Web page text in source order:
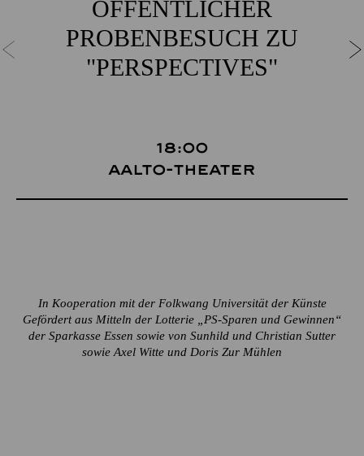
ÖFFENTLICHER
PROBENBESUCH ZU
"PERSPECTIVES"
18:00
Aalto-Theater
In Kooperation mit der Folkwang Universität der Künste
Gefördert aus Mitteln der Lotterie „PS-Sparen und Gewinnen“
der Sparkasse Essen sowie von Sunhild und Christian Sutter
sowie Axel Witte und Doris Zur Mühlen